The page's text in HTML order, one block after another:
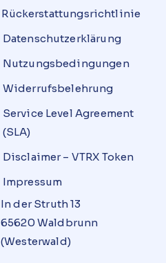
Impressum
Rückerstattungsrichtlinie
Datenschutz­erklärung
Nutzungsbedingungen
Widerrufsbelehrung
Service Level Agreement
(SLA)
Disclaimer – VTRX Token
In der Struth 13
65620 Waldbrunn
(Westerwald)